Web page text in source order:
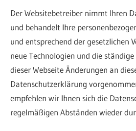
Der Websitebetreiber nimmt Ihren
und behandelt Ihre
und entsprechend der gesetzlichen
neue Technologien und die
dieser Webseite Änderungen an
Datenschutzerklärung
empfehlen wir Ihnen sich die
regelmäßigen Abständen wieder